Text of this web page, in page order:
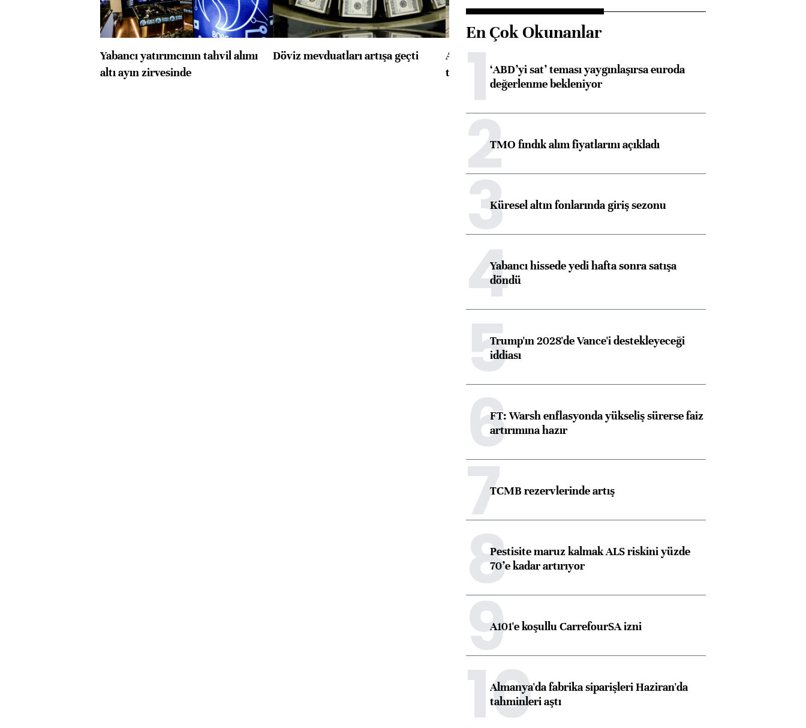
Yabancı yatırımcının tahvil alımı
altı ayın zirvesinde
Döviz mevduatları artışa geçti
ABD'de konut başlangıçları
toparlandı
En Çok Okunanlar
1‘ABD’yi sat’ teması yaygınlaşırsa euroda
değerlenme bekleniyor
2TMO fındık alım fiyatlarını açıkladı
3Küresel altın fonlarında giriş sezonu
4Yabancı hissede yedi hafta sonra satışa
döndü
5Trump'ın 2028'de Vance'i destekleyeceği
iddiası
6FT: Warsh enflasyonda yükseliş sürerse faiz
artırımına hazır
7TCMB rezervlerinde artış
8Pestisite maruz kalmak ALS riskini yüzde
70’e kadar artırıyor
9A101'e koşullu CarrefourSA izni
10
Almanya'da fabrika siparişleri Haziran'da
tahminleri aştı